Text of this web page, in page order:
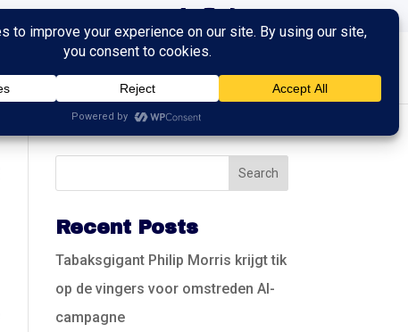
Recent Posts
Tabaksgigant Philip Morris krijgt tik
op de vingers voor omstreden AI-
campagne